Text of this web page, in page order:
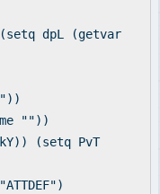
dpL (getvar
""))
(setq PvT